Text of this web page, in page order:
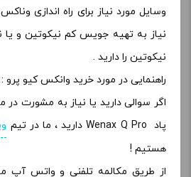
وسایل مورد نیاز برای راه اندازی
نیاز به تهیه جویس کم نیکوتین و یا
نیکوتین را دارید .
راهنمایی در مورد خرید وانکس کیو پرو :
اگر سوالی دارید یا نیاز به مشورت
پاد Wenax Q Pro دارید ، ما در تیم
هستیم !
از طریق مکالمه تلفنی و واتس آپ